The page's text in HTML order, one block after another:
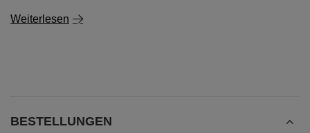
Weiterlesen
BESTELLUNGEN